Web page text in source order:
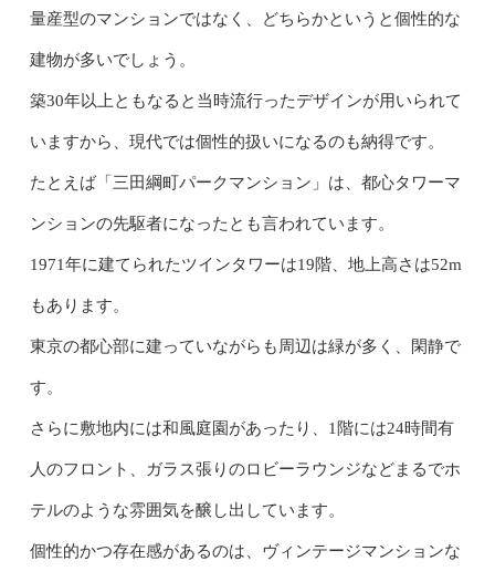
量産型のマンションではなく、どちらかというと個性的な
建物が多いでしょう。
築30年以上ともなると当時流行ったデザインが用いられて
いますから、現代では個性的扱いになるのも納得です。
たとえば「三田綱町パークマンション」は、都心タワーマ
ンションの先駆者になったとも言われています。
1971年に建てられたツインタワーは19階、地上高さは52m
もあります。
東京の都心部に建っていながらも周辺は緑が多く、閑静で
す。
さらに敷地内には和風庭園があったり、1階には24時間有
人のフロント、ガラス張りのロビーラウンジなどまるでホ
テルのような雰囲気を醸し出しています。
個性的かつ存在感があるのは、ヴィンテージマンションな